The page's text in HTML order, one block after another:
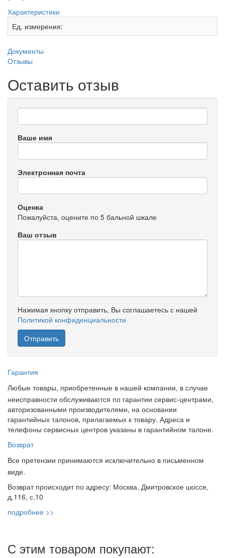
Характеристики
Ед. измерения:
Документы
Отзывы
Оставить отзыв
Ваше имя
Электронная почта
Оценка
Пожалуйста, оцените по 5 бальной шкале
Ваш отзыв
Нажимая кнопку отправить, Вы соглашаетесь с нашей
Политикой конфиденциальности
Гарантия
Любые товары, приобретенные в нашей компании, в случае
неисправности обслуживаются по гарантии сервис-центрами,
авторизованными производителями, на основании
гарантийных талонов, прилагаемых к товару. Адреса и
телефоны сервисных центров указаны в гарантийном талоне.
Возврат
Все претензии принимаются исключительно в письменном
виде.
Возврат происходит по адресу: Москва, Дмитровское шоссе,
д.116, с.10
подробнее >>
С этим товаром покупают: